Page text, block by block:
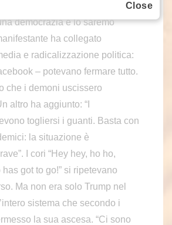
con forza: “Trump non è
democrazia e lo saremo
ha collegato
e radicalizzazione politica:
– potevano fermare tutto.
che i demoni uscissero
altro ha aggiunto: “I
togliersi i guanti. Basta con
la situazione è
I cori “Hey hey, ho ho,
has got to go!” si ripetevano
Ma non era solo Trump nel
sistema che secondo i
la sua ascesa. “Ci sono
Close